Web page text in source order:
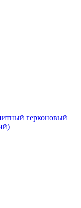
герконовый